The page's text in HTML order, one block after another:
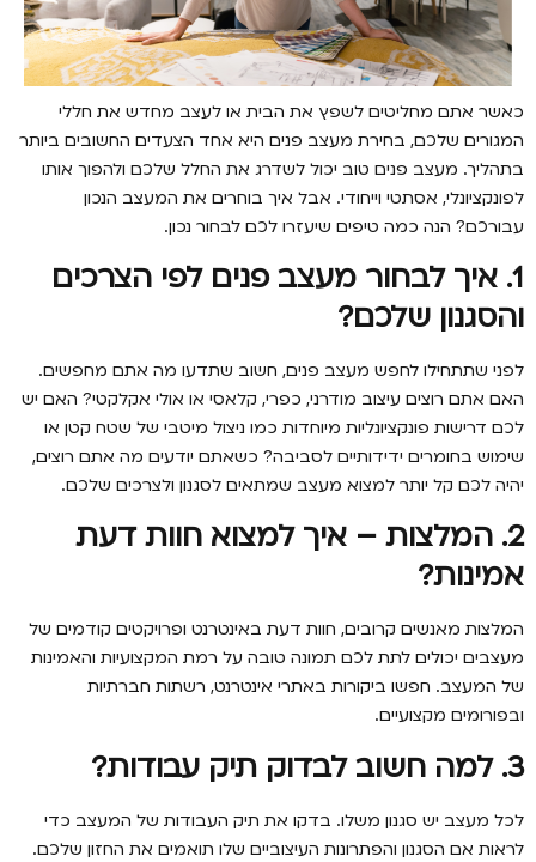
כאשר אתם מחליטים לשפץ את הבית או לעצב מחדש את חללי
המגורים שלכם, בחירת מעצב פנים היא אחד הצעדים החשובים ביותר
בתהליך. מעצב פנים טוב יכול לשדרג את החלל שלכם ולהפוך אותו
לפונקציונלי, אסתטי וייחודי. אבל איך בוחרים את המעצב הנכון
עבורכם? הנה כמה טיפים שיעזרו לכם לבחור נכון.
1. איך לבחור מעצב פנים לפי הצרכים
והסגנון שלכם?
לפני שתתחילו לחפש מעצב פנים, חשוב שתדעו מה אתם מחפשים.
האם אתם רוצים עיצוב מודרני, כפרי, קלאסי או אולי אקלקטי? האם יש
לכם דרישות פונקציונליות מיוחדות כמו ניצול מיטבי של שטח קטן או
שימוש בחומרים ידידותיים לסביבה? כשאתם יודעים מה אתם רוצים,
יהיה לכם קל יותר למצוא מעצב שמתאים לסגנון ולצרכים שלכם.
2. המלצות – איך למצוא חוות דעת
אמינות?
המלצות מאנשים קרובים, חוות דעת באינטרנט ופרויקטים קודמים של
מעצבים יכולים לתת לכם תמונה טובה על רמת המקצועיות והאמינות
של המעצב. חפשו ביקורות באתרי אינטרנט, רשתות חברתיות
ובפורומים מקצועיים.
3. למה חשוב לבדוק תיק עבודות?
לכל מעצב יש סגנון משלו. בדקו את תיק העבודות של המעצב כדי
לראות אם הסגנון והפתרונות העיצוביים שלו תואמים את החזון שלכם.